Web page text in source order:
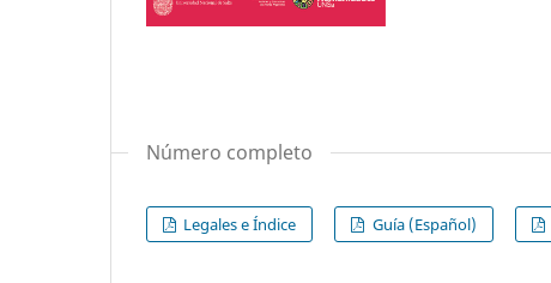
Número completo
Legales e Índice Guía (Español)